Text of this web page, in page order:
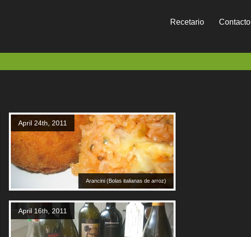
Contacto
Recetario
Arancini (Bolas italianas de arroz)
April 24th, 2011
April 16th, 2011